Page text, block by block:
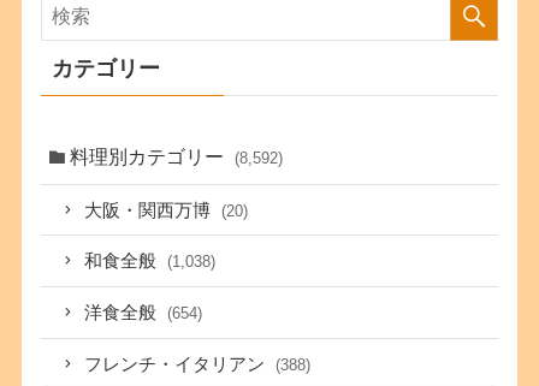
カテゴリー
料理別カテゴリー (8,592)
大阪・関西万博 (20)
和食全般 (1,038)
洋食全般 (654)
フレンチ・イタリアン (388)